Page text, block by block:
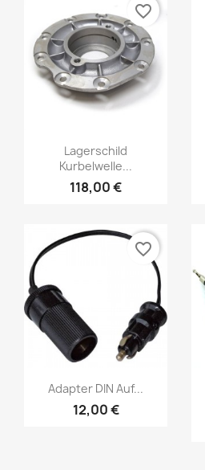
Lagerschild
Kurbelwelle...
118,00 €
favorite_border
Adapter DIN Auf...
12,00 €
favorite_border